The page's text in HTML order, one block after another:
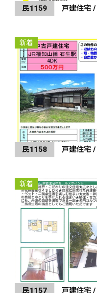
民1159 戸建住宅 /
新着
民1158 戸建住宅 /
新着
民1157 戸建住宅 /